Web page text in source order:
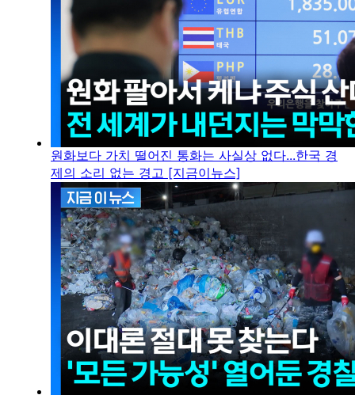
원화보다 가치 떨어진 통화는 사실상 없다...한국 경
제의 소리 없는 경고 [지금이뉴스]